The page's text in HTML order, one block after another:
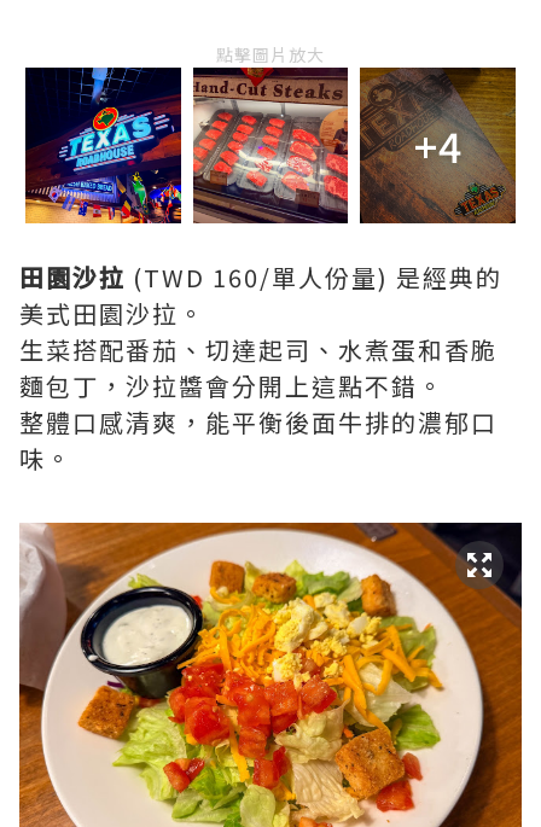
點擊圖片放大
+4
田園沙拉 (TWD 160/單人份量) 是經典的
美式田園沙拉。
生菜搭配番茄、切達起司、水煮蛋和香脆
麵包丁，沙拉醬會分開上這點不錯。
整體口感清爽，能平衡後面牛排的濃郁口
味。